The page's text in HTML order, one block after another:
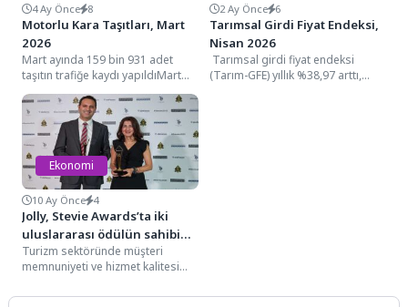
4 Ay Önce 8
Motorlu Kara Taşıtları, Mart
2026
Mart ayında 159 bin 931 adet
taşıtın trafiğe kaydı yapıldıMart
ayında trafiğe kaydı yapılan
taşıtların...
2 Ay Önce 6
Tarımsal Girdi Fiyat Endeksi,
Nisan 2026
Tarımsal girdi fiyat endeksi
(Tarım-GFE) yıllık %38,97 arttı,
Ekonomi
10 Ay Önce 4
Jolly, Stevie Awards’ta iki
uluslararası ödülün sahibi
oldu
Turizm sektöründe müşteri
memnuniyeti ve hizmet kalitesi
markalardan biri olan Jolly,...